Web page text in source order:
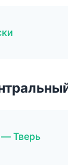
— Тверь